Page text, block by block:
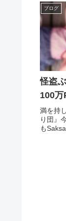
ブログ
怪盗
100万
満を持
り団』
も
書いて
ました